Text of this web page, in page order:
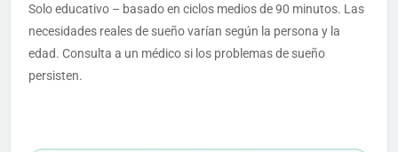
Solo educativo – basado en ciclos medios de 90 minutos. Las
necesidades reales de sueño varían según la persona y la
edad. Consulta a un médico si los problemas de sueño
persisten.